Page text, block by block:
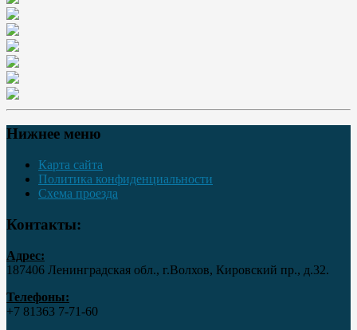
Нижнее меню
Карта сайта
Политика конфиденциальности
Схема проезда
Контакты:
Адрес:
187406 Ленинградская обл., г.Волхов, Кировский пр., д.32.
Телефоны:
+7 81363 7‑71-60